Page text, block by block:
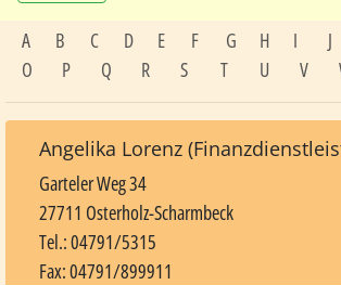
A B C D E F G H I J
O
P Q R S T U V
Angelika Lorenz
Garteler Weg 34
27711 Osterholz-Scharmbeck
Tel.: 04791/5315
Fax: 04791/899911